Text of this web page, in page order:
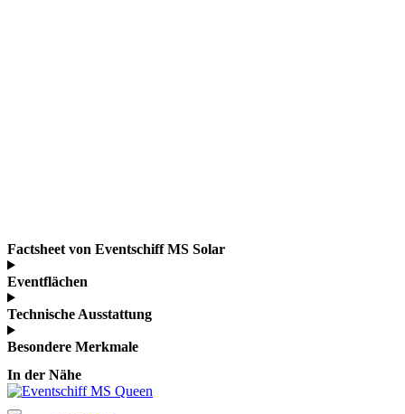
Factsheet von Eventschiff MS Solar
Eventflächen
Technische Ausstattung
Besondere Merkmale
In der Nähe